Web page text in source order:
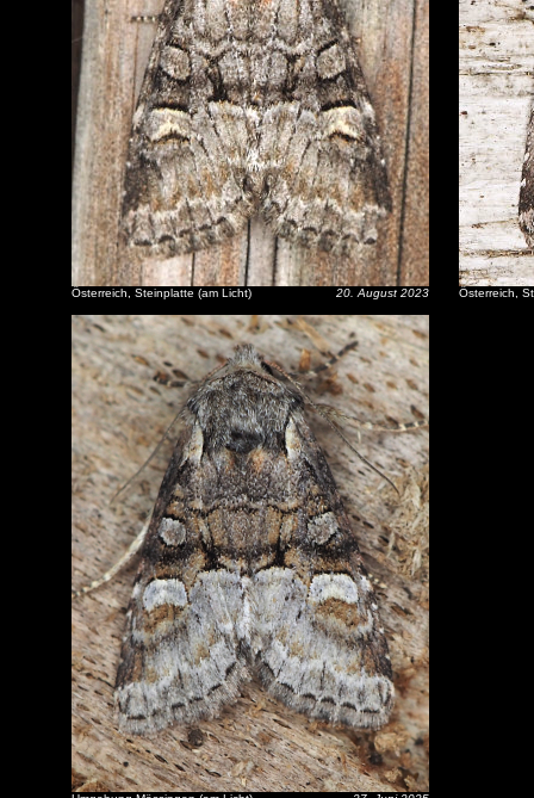
Österreich, Steinplatte (am Licht) 20. August 2023 Österreich,